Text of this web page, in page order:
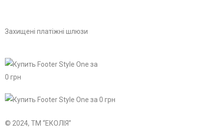
Захищені платіжні шлюзи
© 2024, ТМ “ЕКОЛІЯ”